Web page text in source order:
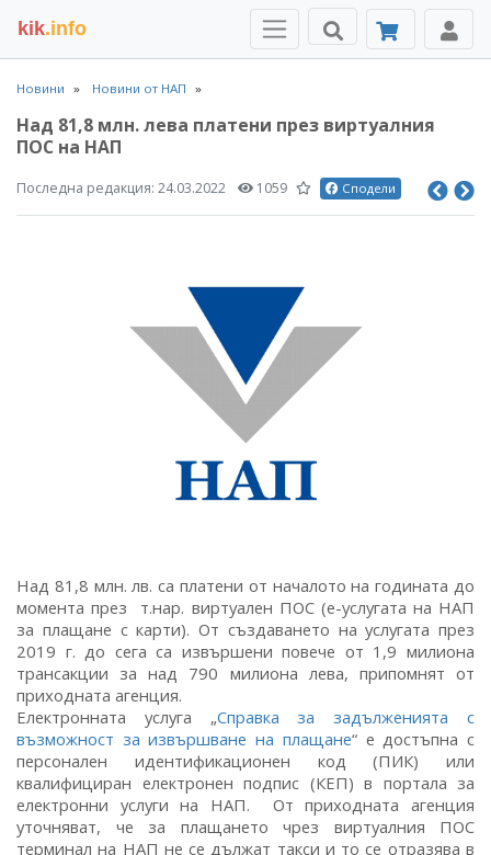
kik.info
Новини Новини от НАП
Над 81,8 млн. лева платени през виртуалния
ПОС на НАП
Последна редакция: 24.03.2022 1059 Сподели
Над 81,8 млн. лв. са платени от началото на годината до
момента през т.нар. виртуален ПОС (е-услугата на НАП
за плащане с карти). От създаването на услугата през
2019 г. до сега са извършени повече от 1,9 милиона
трансакции за над 790 милиона лева, припомнят от
приходната агенция.
Електронната услуга „Справка за задълженията с
възможност за извършване на плащане“ е достъпна с
персонален идентификационен код (ПИК) или
квалифициран електронен подпис (КЕП) в портала за
електронни услуги на НАП. От приходната агенция
уточняват, че за плащането чрез виртуалния ПОС
терминал на НАП не се дължат такси и то се отразява в